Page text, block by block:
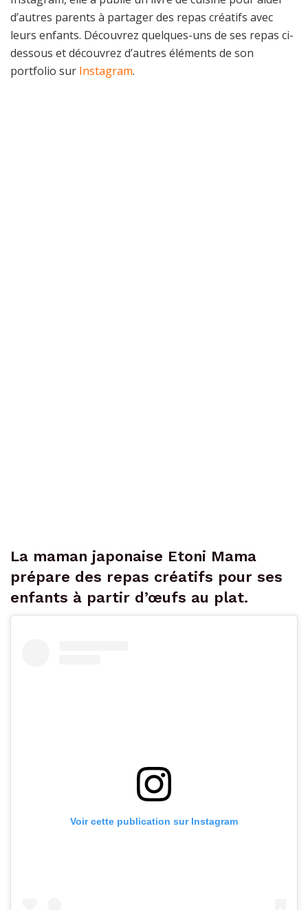
d’autres parents à partager des repas créatifs avec
leurs enfants. Découvrez quelques-uns de ses repas ci-
dessous et découvrez d’autres éléments de son
portfolio sur Instagram.
La maman japonaise Etoni Mama
prépare des repas créatifs pour ses
enfants à partir d’œufs au plat.
Voir cette publication sur Instagram